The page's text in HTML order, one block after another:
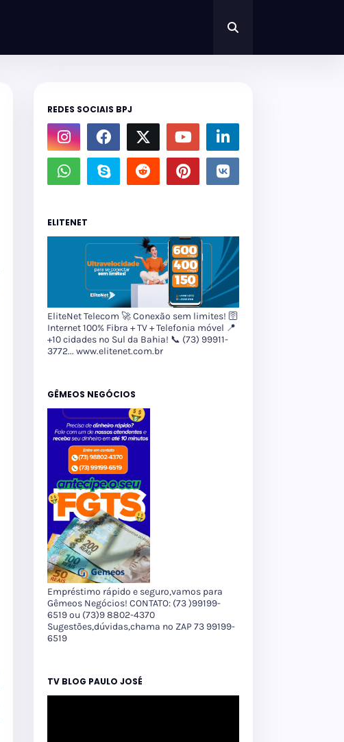
REDES SOCIAIS BPJ
ELITENET
EliteNet Telecom 🚀 Conexão sem limites! 🛜
Internet 100% Fibra + TV + Telefonia móvel 📍
+10 cidades no Sul da Bahia! 📞 (73) 99911-
3772... www.elitenet.com.br
GÊMEOS NEGÓCIOS
Empréstimo rápido e seguro,vamos para
Gêmeos Negócios! CONTATO: (73 )99199-
6519 ou (73)9 8802-4370
Sugestões,dúvidas,chama no ZAP 73 99199-
6519
TV BLOG PAULO JOSÉ